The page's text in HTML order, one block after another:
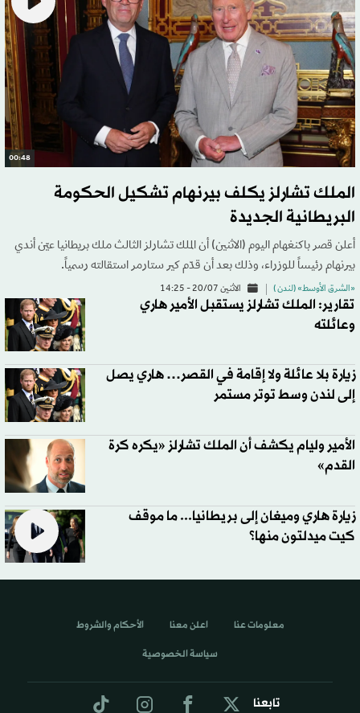
00:48
الملك تشارلز يكلف بيرنهام تشكيل الحكومة
البريطانية الجديدة
أعلن قصر باكنغهام اليوم (الاثنين) أن الملك تشارلز الثالث ملك بريطانيا عيّن أندي
بيرنهام رئيساً للوزراء، وذلك بعد أن قدّم كير ستارمر استقالته رسمياً.
«الشرق الأوسط» (لندن ) الاثنين 20/07 - 14:25
تقارير: الملك تشارلز يستقبل الأمير هاري
وعائلته
زيارة بلا عائلة ولا إقامة في القصر… هاري يصل
إلى لندن وسط توتر مستمر
الأمير وليام يكشف أن الملك تشارلز «يكره كرة
القدم»
زيارة هاري وميغان إلى بريطانيا... ما موقف
كيت ميدلتون منها؟
تابعنا
معلومات عنا اعلن معنا الأحكام والشروط
سياسة الخصوصية